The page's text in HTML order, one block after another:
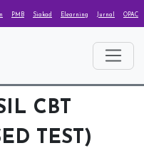
PMB Siakad Elearning Jurnal OPAC
CBT
TEST)